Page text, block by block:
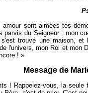
amour sont aimées tes
parvis du Seigneur ; mon
s'est trouvé une maison,
l'univers, mon Roi et mon
! »
Message de
! Rappelez-vous, la